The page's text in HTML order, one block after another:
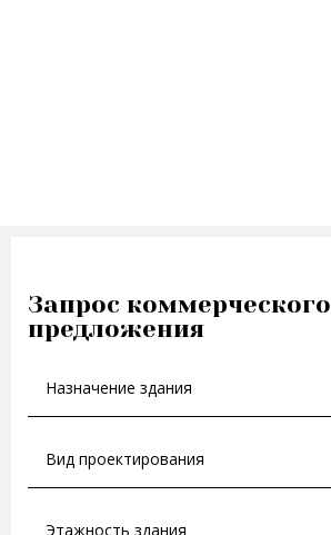
Запрос коммерческого
предложения